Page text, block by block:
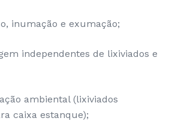
inumação e exumação;
independentes de lixiviados e
ambiental (lixiviados
caixa estanque);